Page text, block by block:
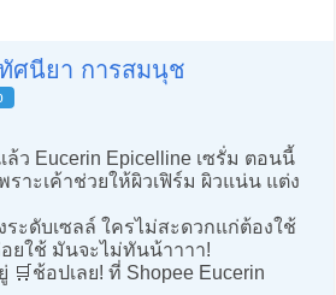
ศนียา การสมนุช
ว Eucerin Epicelline เซรั่ม ตอนนี้
ราะเค้าช่วยให้ผิวเฟิร์ม ผิวแน่น แต่ง
ะดับเซลล์ ใครไม่สะดวกแก่ต้องใช้
ยใช้ มันจะไม่ทันน้าาาา!
🛒ช้อปเลย! ที่ Shopee Eucerin